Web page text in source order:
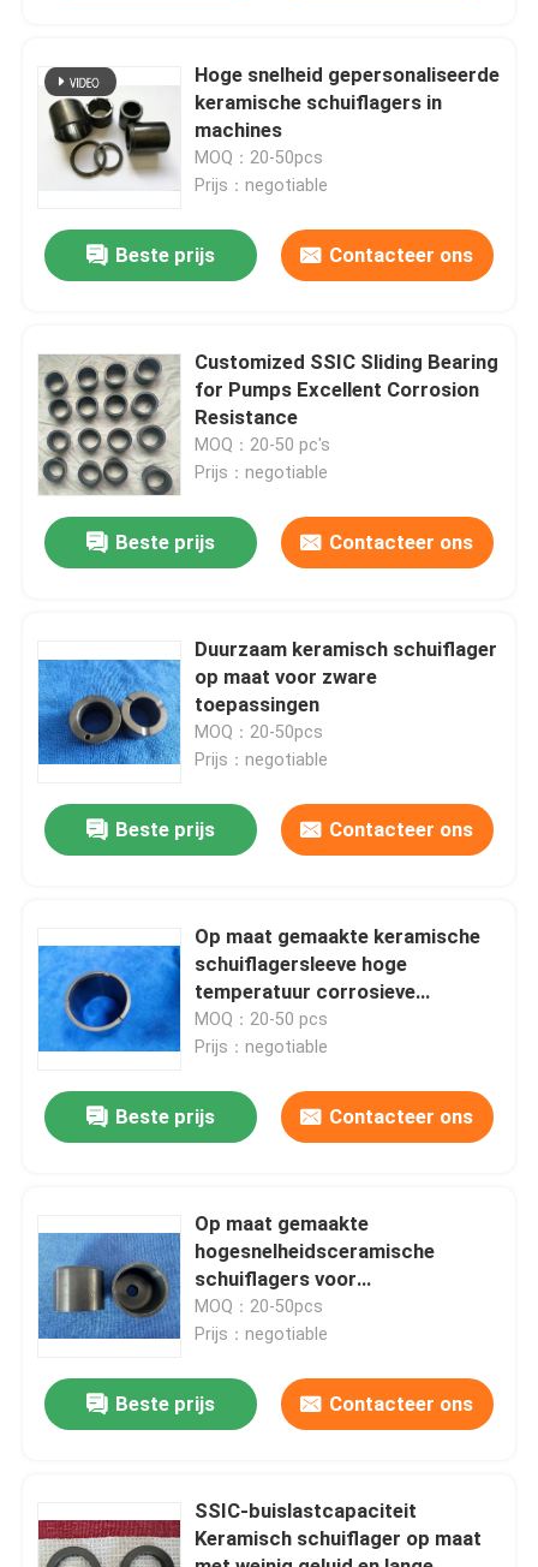
Producten
VR toon
Over ons
Kwaliteitscontrole
Neem contact met ons op
Verzoek om een Citaat
608 Ceramische Lagers
Hoge snelheid gepersonaliseerde
keramische schuiflagers in
machines
MOQ：20-50pcs
Prijs：negotiable
Beste prijs Contacteer ons
Customized SSIC Sliding Bearing
for Pumps Excellent Corrosion
Resistance
MOQ：20-50 pc's
Prijs：negotiable
Beste prijs Contacteer ons
Duurzaam keramisch schuiflager
op maat voor zware
toepassingen
MOQ：20-50pcs
Prijs：negotiable
Beste prijs Contacteer ons
Op maat gemaakte keramische
schuiflagersleeve hoge
temperatuur corrosieve
omgevingen geavanceerde
technologie
MOQ：20-50 pcs
Prijs：negotiable
Beste prijs Contacteer ons
Op maat gemaakte
hogesnelheidsceramische
schuiflagers voor
temperatuuraanpassingen
MOQ：20-50pcs
Prijs：negotiable
Beste prijs Contacteer ons
SSIC-buislastcapaciteit
Keramisch schuiflager op maat